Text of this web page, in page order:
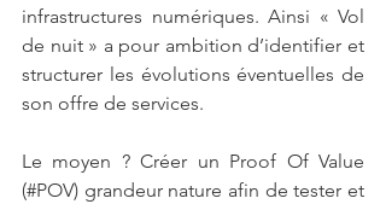
infrastructures numériques. Ainsi « Vol
de nuit » a pour ambition d’identifier et
structurer les évolutions éventuelles de
son offre de services.
Le moyen ? Créer un Proof Of Value
(#POV) grandeur nature afin de tester et